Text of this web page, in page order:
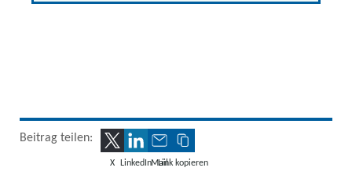
Beitrag teilen:
X LinkedInMailLink kopieren